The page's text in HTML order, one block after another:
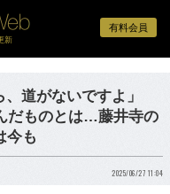
有料会員
新
道がないですよ」
だものとは…藤井寺の
今も
2025/06/27 11:04